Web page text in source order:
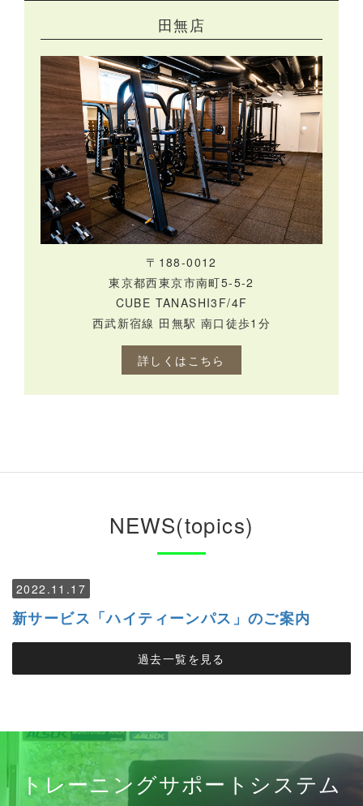
田無店
〒188-0012
東京都西東京市南町5-5-2
CUBE TANASHI3F/4F
西武新宿線 田無駅 南口徒歩1分
詳しくはこちら
NEWS(topics)
2022.11.17
新サービス「ハイティーンパス」のご案内
過去一覧を見る
トレーニングサポートシステム